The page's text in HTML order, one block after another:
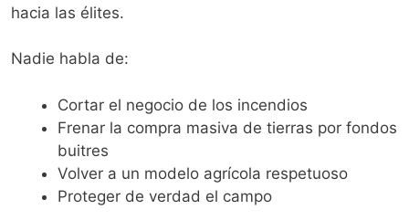
hacia las élites.
Nadie habla de:
Cortar el negocio de los incendios
Frenar la compra masiva de tierras por fondos
buitres
Volver a un modelo agrícola respetuoso
Proteger de verdad el campo